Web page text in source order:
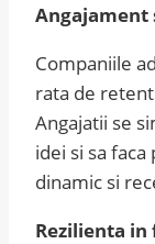
Angajament
Companiile
rata de
Angajatii se
idei si sa
dinamic si
Rezilienta in